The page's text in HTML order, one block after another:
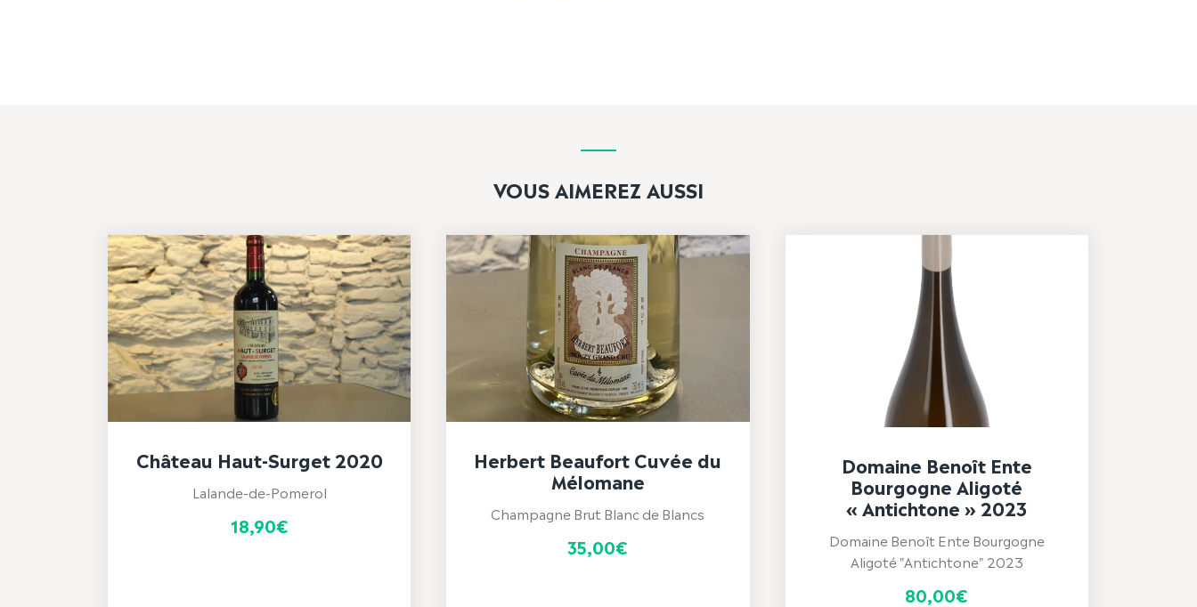
VOUS AIMEREZ AUSSI
Château Haut-Surget 2020
Lalande-de-Pomerol
18,90€
Herbert Beaufort Cuvée du
Mélomane
Champagne Brut Blanc de Blancs
35,00€
Domaine Benoît Ente
Bourgogne Aligoté
« Antichtone » 2023
Domaine Benoît Ente Bourgogne
Aligoté "Antichtone" 2023
80,00€